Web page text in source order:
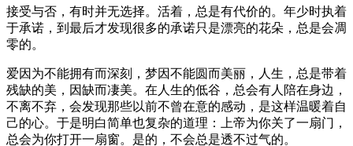
接受与否，有时并无选择。活着，总是有代价的。年少时执着
于承诺，到最后才发现很多的承诺只是漂亮的花朵，总是会凋
零的。
爱因为不能拥有而深刻，梦因不能圆而美丽，人生，总是带着
残缺的美，因缺而凄美。在人生的低谷，总会有人陪在身边，
不离不弃，会发现那些以前不曾在意的感动，是这样温暖着自
己的心。于是明白简单也复杂的道理：上帝为你关了一扇门，
总会为你打开一扇窗。是的，不会总是透不过气的。